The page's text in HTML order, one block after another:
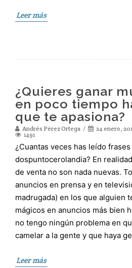
Leer más
¿Quieres ganar
en poco tiempo
que te apasiona?
Andrés Pérez Ortega 24 enero,
1491
¿Cuantas veces has leído
dospuntocerolandia? En
de venta no son nada nuevas.
anuncios en prensa y en
madrugada) en los que alguien
mágicos en anuncios más bien
no tengo ningún problema en
camelar a la gente y que haya
Leer más